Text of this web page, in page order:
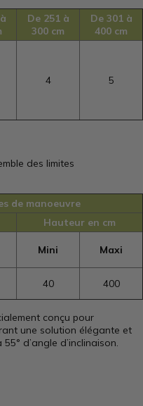
De 251 à
300 cm
De 301 à
400 cm
4 5
des limites
de manoeuvre
Hauteur en cm
Mini Maxi
40 400
conçu pour
une solution élégante et
d’angle d’inclinaison.